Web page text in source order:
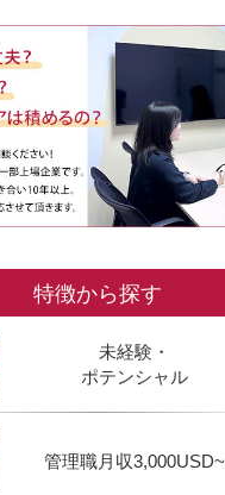
特徴から探す
未経験・
ポテンシャル
管理職月収3,000USD~